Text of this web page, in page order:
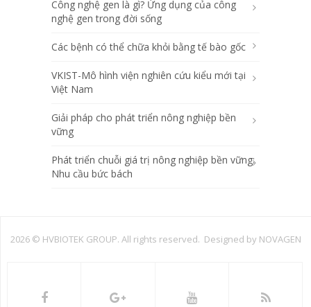
Công nghệ gen là gì? Ứng dụng của công
nghệ gen trong đời sống
Các bệnh có thể chữa khỏi bằng tế bào gốc
VKIST-Mô hình viện nghiên cứu kiểu mới tại
Việt Nam
Giải pháp cho phát triển nông nghiệp bền
vững
Phát triển chuỗi giá trị nông nghiệp bền vững:
Nhu cầu bức bách
2026 © HVBIOTEK GROUP. All rights reserved. Designed by NOVAGEN